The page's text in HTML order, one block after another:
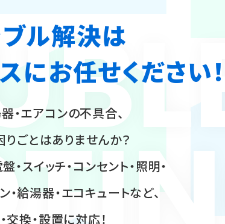
ル解決は
にお任せください！
・エアコンの不具合、
ごとはありませんか？
スイッチ・コンセント・照明・
・給湯器・エコキュートなど、
換・設置に対応！